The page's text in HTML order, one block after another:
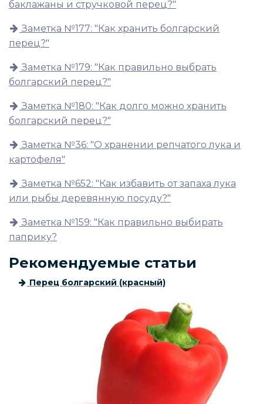
баклажаны и стручковой перец?"
Заметка №177: "Как хранить болгарский
перец?"
Заметка №179: "Как правильно выбрать
болгарский перец?"
Заметка №180: "Как долго можно хранить
болгарский перец?"
Заметка №36: "О хранении репчатого лука и
картофеля"
Заметка №652: "Как избавить от запаха лука
или рыбы деревянную посуду?"
Заметка №159: "Как правильно выбирать
паприку?
Рекомендуемые статьи
Перец болгарский (красный)